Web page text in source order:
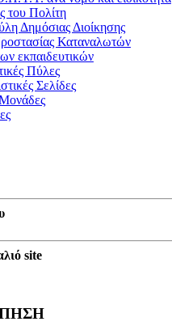
του Πολίτη
Δημόσιας Διοίκησης
Καταναλωτών
εκπαιδευτικών
Πύλες
Σελίδες
site